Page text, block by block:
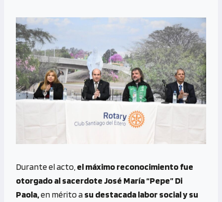
Durante el acto, el máximo reconocimiento fue
otorgado al sacerdote José María “Pepe” Di
Paola,en mérito asu destacada labor social y su